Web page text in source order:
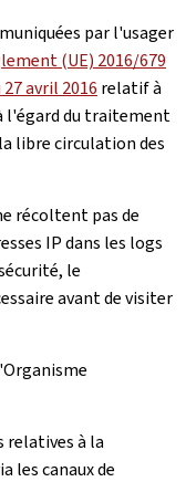
par l'usager
(UE) 2016/679
avril 2016 relatif à
l'égard du traitement
libre circulation des
récoltent pas de
IP dans les logs
le
avant de visiter
relatives à la
les canaux de